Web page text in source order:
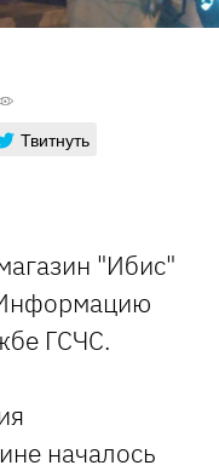
Твитнуть
"Ибис"
ГСЧС.
началось